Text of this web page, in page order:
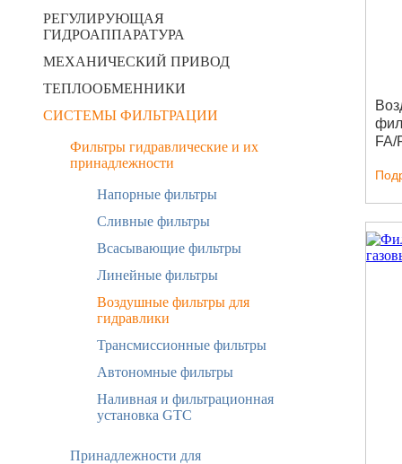
РЕГУЛИРУЮЩАЯ
ГИДРОАППАРАТУРА
МЕХАНИЧЕСКИЙ ПРИВОД
ТЕПЛООБМЕННИКИ
СИСТЕМЫ ФИЛЬТРАЦИИ
Фильтры гидравлические и их
принадлежности
Напорные фильтры
Сливные фильтры
Всасывающие фильтры
Линейные фильтры
Воздушные фильтры для
гидравлики
Трансмиссионные фильтры
Автономные фильтры
Наливная и фильтрационная
установка GTC
Принадлежности для
FA/